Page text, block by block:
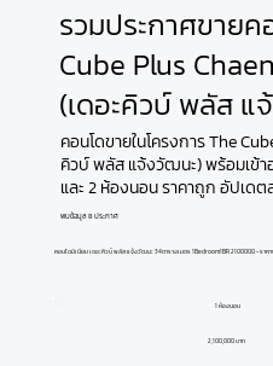
รวมประกาศขาย
Cube Plus
(เดอะคิวบ์ พลัส แ
คอนโดขายในโครงการ The
คิวบ์ พลัส แจ้งวัฒนะ) พร้อมเข้
และ 2 ห้องนอน ราคาถูก อัปเด
พบข้อมูล 8 ประกาศ
คอนโดมิเนียม เดอะคิวบ์ พลัส แจ้งวัฒนะ 34ตารางเมตร 1Bedroom1BR 2100000 - ราค
2,100,000 บาท
1 ห้องนอน